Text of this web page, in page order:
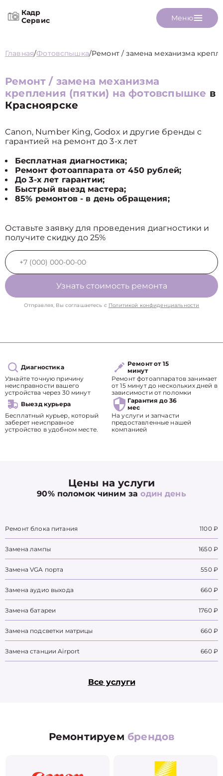
Кадр
Сервис
Меню
Главная/Фотовспышка/Ремонт / замена механизма
Ремонт / замена механизма
крепления (пятки) на фотовспышке в
Красноярске
Canon, Number King, Godox и другие бренды с
гарантией на ремонт до 3-х лет
Бесплатная диагностика;
Ремонт фотоаппарата от 450 рублей;
До 3-х лет гарантии;
Быстрый выезд мастера;
85% ремонтов - в день обращения;
Оставьте заявку для проведения диагностики и
получите скидку до 25%
Узнать стоимость ремонта
Отправляя, Вы соглашаетесь с Политикой конфиденциальности
Диагностика
Узнайте точную причину
неисправности вашего
устройства через 30 минут
Ремонт от 15
минут
Ремонт фотоаппаратов занимает
от 15 минут до нескольких дней в
зависимости от поломки
Выезд курьера
Бесплатный курьер, который
заберет неисправное
устройство в удобном месте.
Гарантия до 36
мес
На услуги и запчасти
предоставленные нашей
компанией
Цены на услуги
90% поломок чиним заодин день
Ремонт блока питания 1100 ₽
Замена лампы 1650 ₽
Замена VGA порта 550 ₽
Замена аудио выхода 660 ₽
Замена батареи 1760 ₽
Замена подсветки матрицы 660 ₽
Замена станции Airport 660 ₽
Все услуги
Ремонтируем брендов